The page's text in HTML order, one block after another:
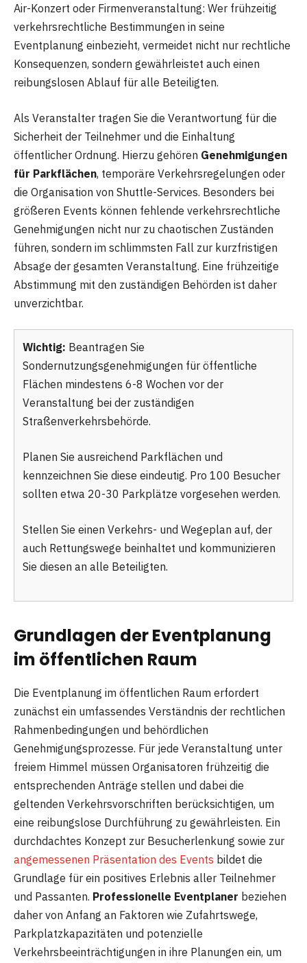
Air-Konzert oder Firmenveranstaltung: Wer frühzeitig
verkehrsrechtliche Bestimmungen in seine
Eventplanung einbezieht, vermeidet nicht nur rechtliche
Konsequenzen, sondern gewährleistet auch einen
reibungslosen Ablauf für alle Beteiligten.
Als Veranstalter tragen Sie die Verantwortung für die
Sicherheit der Teilnehmer und die Einhaltung
öffentlicher Ordnung. Hierzu gehören Genehmigungen
für Parkflächen, temporäre Verkehrsregelungen oder
die Organisation von Shuttle-Services. Besonders bei
größeren Events können fehlende verkehrsrechtliche
Genehmigungen nicht nur zu chaotischen Zuständen
führen, sondern im schlimmsten Fall zur kurzfristigen
Absage der gesamten Veranstaltung. Eine frühzeitige
Abstimmung mit den zuständigen Behörden ist daher
unverzichtbar.
Wichtig: Beantragen Sie
Sondernutzungsgenehmigungen für öffentliche
Flächen mindestens 6-8 Wochen vor der
Veranstaltung bei der zuständigen
Straßenverkehrsbehörde.
Planen Sie ausreichend Parkflächen und
kennzeichnen Sie diese eindeutig. Pro 100 Besucher
sollten etwa 20-30 Parkplätze vorgesehen werden.
Stellen Sie einen Verkehrs- und Wegeplan auf, der
auch Rettungswege beinhaltet und kommunizieren
Sie diesen an alle Beteiligten.
Grundlagen der Eventplanung
im öffentlichen Raum
Die Eventplanung im öffentlichen Raum erfordert
zunächst ein umfassendes Verständnis der rechtlichen
Rahmenbedingungen und behördlichen
Genehmigungsprozesse. Für jede Veranstaltung unter
freiem Himmel müssen Organisatoren frühzeitig die
entsprechenden Anträge stellen und dabei die
geltenden Verkehrsvorschriften berücksichtigen, um
eine reibungslose Durchführung zu gewährleisten. Ein
durchdachtes Konzept zur Besucherlenkung sowie zur
angemessenen Präsentation des Events bildet die
Grundlage für ein positives Erlebnis aller Teilnehmer
und Passanten. Professionelle Eventplaner beziehen
daher von Anfang an Faktoren wie Zufahrtswege,
Parkplatzkapazitäten und potenzielle
Verkehrsbeeinträchtigungen in ihre Planungen ein, um